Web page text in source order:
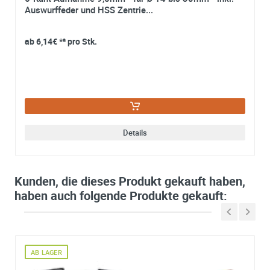
16 mm - mit Adapter
Details
Auswurffeder und HSS Zentrie...
ab6,14€*² pro Stk.
Details
Kunden, die dieses Produkt gekauft haben,
haben auch folgende Produkte gekauft:
AB LAGER